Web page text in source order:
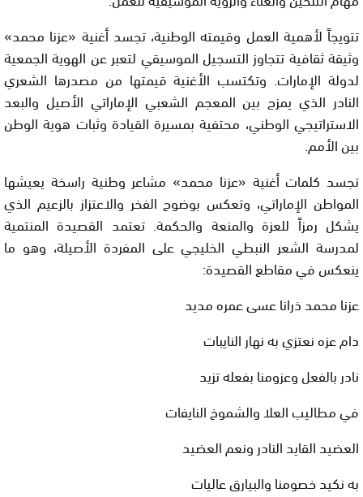
تتويجاً لأهمية العمل وقيمته الوطنية، تجسد أغنية «عزنا محمد»
وثيقة ثقافية تتجاوز التسجيل الموسيقي لتعبر عن الهوية الجمعية
لدولة الإمارات. وتكتسب الأغنية قيمتها من مصدرها الشعري
النادر الذي يمزج بين المعجم الشعبي الإماراتي الأصيل والبعد
الاستراتيجي الوطني، محتفية بمسيرة القيادة وثبات هوية الوطن
بين الأمم.
تجسد كلمات أغنية «عزنا محمد» مشاعر وطنية راسخة يعيشها
المواطن الإماراتي، وتعكس بوضوح الفخر والاعتزاز بالزعيم الذي
يشكل رمزاً للعزة والمنعة والحكمة. تعتمد القصيدة المنتمية
لمدرسة الشعر النبطي الخليجي على المفردة الأصيلة، وهو ما
ينعكس في مقاطع القصيدة:
عزنا محمد ذرانا عسى عمره مديد
دام عزه نعتزي به نهار النايبات
نادر بالفعل وعزومنا بفعله تزيد
في مطاليب العلا والشموخ النايفات
العضيد القايد النادر ونعم العضيد
به نكيد خصومنا والبيارق عاليات